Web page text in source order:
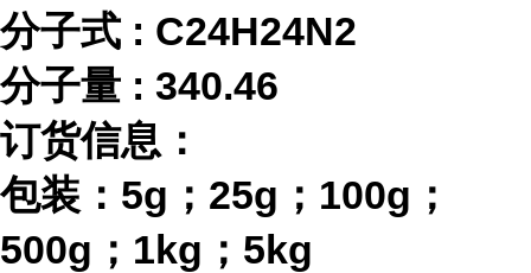
分子式 : C24H24N2
分子量 : 340.46
订货信息：
包装： 5g；25g；100g；
500g；1kg；5kg